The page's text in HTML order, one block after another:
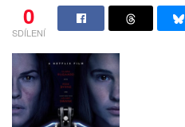
0
SDÍLENÍ